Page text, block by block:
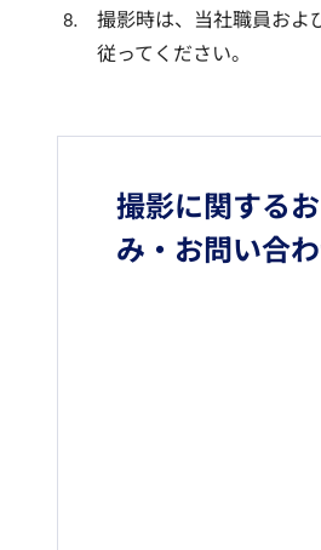
撮影時は、当社職員およ
従ってください。
撮影に関する
み・お問い合